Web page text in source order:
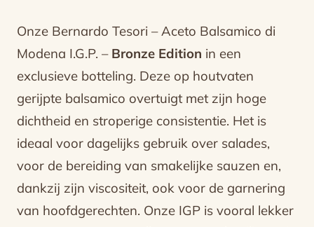
Onze Bernardo Tesori – Aceto Balsamico di
Modena I.G.P. – Bronze Edition in een
exclusieve botteling. Deze op houtvaten
gerijpte balsamico overtuigt met zijn hoge
dichtheid en stroperige consistentie. Het is
ideaal voor dagelijks gebruik over salades,
voor de bereiding van smakelijke sauzen en,
dankzij zijn viscositeit, ook voor de garnering
van hoofdgerechten. Onze IGP is vooral lekker